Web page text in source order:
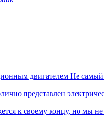
двигателем Не
представлен
к своему концу, но мы